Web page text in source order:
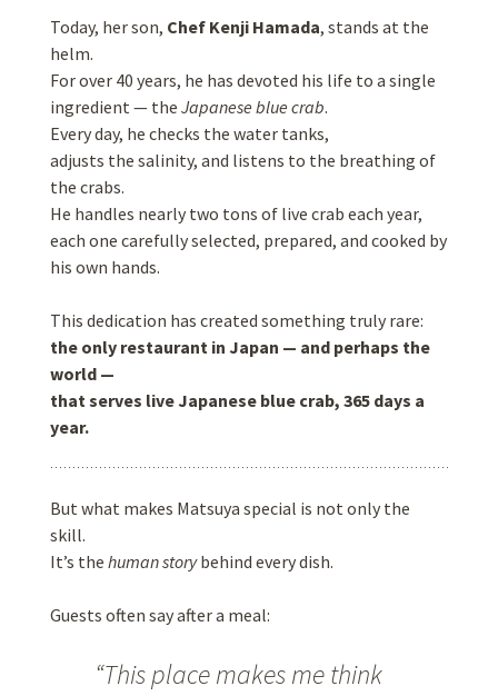
Today, her son, Chef Kenji Hamada, stands at the
helm.
For over 40 years, he has devoted his life to a single
ingredient — the Japanese blue crab.
Every day, he checks the water tanks,
adjusts the salinity, and listens to the breathing of
the crabs.
He handles nearly two tons of live crab each year,
each one carefully selected, prepared, and cooked by
his own hands.
This dedication has created something truly rare:
the only restaurant in Japan — and perhaps the
world —
that serves live Japanese blue crab, 365 days a
year.
But what makes Matsuya special is not only the
skill.
It’s the human storybehind every dish.
Guests often say after a meal:
“This place makes me think